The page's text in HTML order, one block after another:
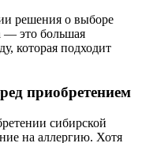
решения о выборе
— это большая
которая подходит
приобретением
сибирской
на аллергию. Хотя